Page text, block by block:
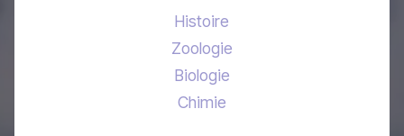
Histoire
Zoologie
Biologie
Chimie